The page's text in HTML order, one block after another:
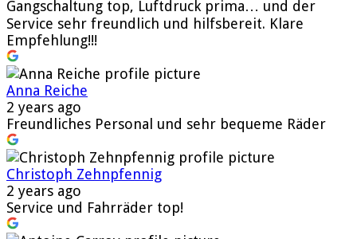
Gangschaltung top, Luftdruck prima… und der
Service sehr freundlich und hilfsbereit. Klare
Empfehlung!!!
Anna Reiche
2 years ago
Freundliches Personal und sehr bequeme Räder
Christoph Zehnpfennig
2 years ago
Service und Fahrräder top!